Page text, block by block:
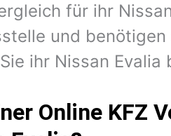
für ihr
und benötigen
ihr Nissan Evalia
Online KFZ